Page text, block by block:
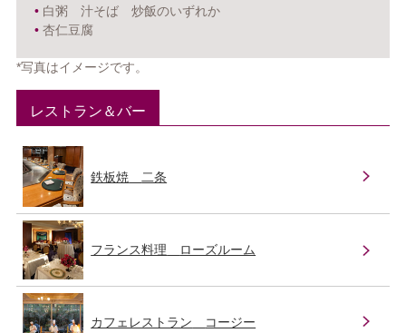
•白粥 汁そば 炒飯のいずれか
•杏仁豆腐
*写真はイメージです。
レストラン＆バー
鉄板焼 二条
フランス料理 ローズルーム
カフェレストラン コージー